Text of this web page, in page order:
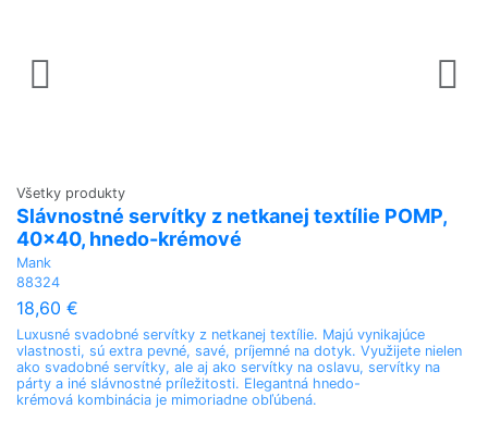
Všetky produkty
Slávnostné servítky z netkanej textílie POMP,
40x40, hnedo-krémové
Mank
88324
18,60 €
Luxusné svadobné servítky z netkanej textílie. Majú vynikajúce
vlastnosti, sú extra pevné, savé, príjemné na dotyk. Využijete nielen
ako svadobné servítky, ale aj ako servítky na oslavu, servítky na
párty a iné slávnostné príležitosti. Elegantná hnedo-
krémová kombinácia je mimoriadne obľúbená.